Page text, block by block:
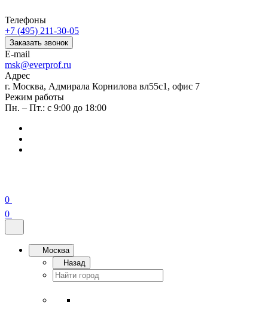
Телефоны
+7 (495) 211-30-05
Заказать звонок
E-mail
msk@everprof.ru
Адрес
г. Москва, Адмирала Корнилова вл55с1, офис 7
Режим работы
Пн. – Пт.: с 9:00 до 18:00
0
0
Москва
Назад